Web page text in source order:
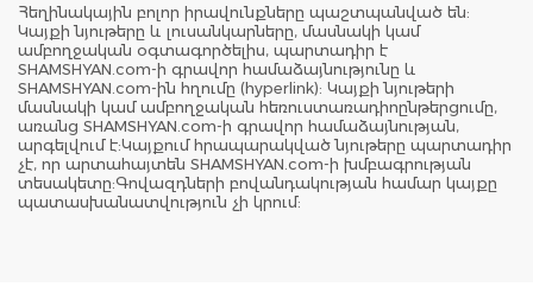
Հեղինակային բոլոր իրավունքները պաշտպանված են:
Կայքի նյութերը և լուսանկարները, մասնակի կամ
ամբողջական օգտագործելիս, պարտադիր է
SHAMSHYAN.com-ի գրավոր համաձայնությունը և
SHAMSHYAN.com-ին հղումը (hyperlink): Կայքի նյութերի
մասնակի կամ ամբողջական հեռուստառադիոընթերցումը,
առանց SHAMSHYAN.com-ի գրավոր համաձայնության,
արգելվում է:Կայքում հրապարակված նյութերը պարտադիր
չէ, որ արտահայտեն SHAMSHYAN.com-ի խմբագրության
տեսակետը:Գովազդների բովանդակության համար կայքը
պատասխանատվություն չի կրում: